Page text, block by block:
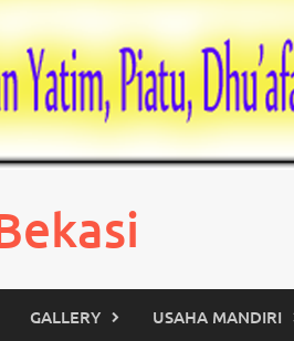
GALLERY USAHA MANDIRI